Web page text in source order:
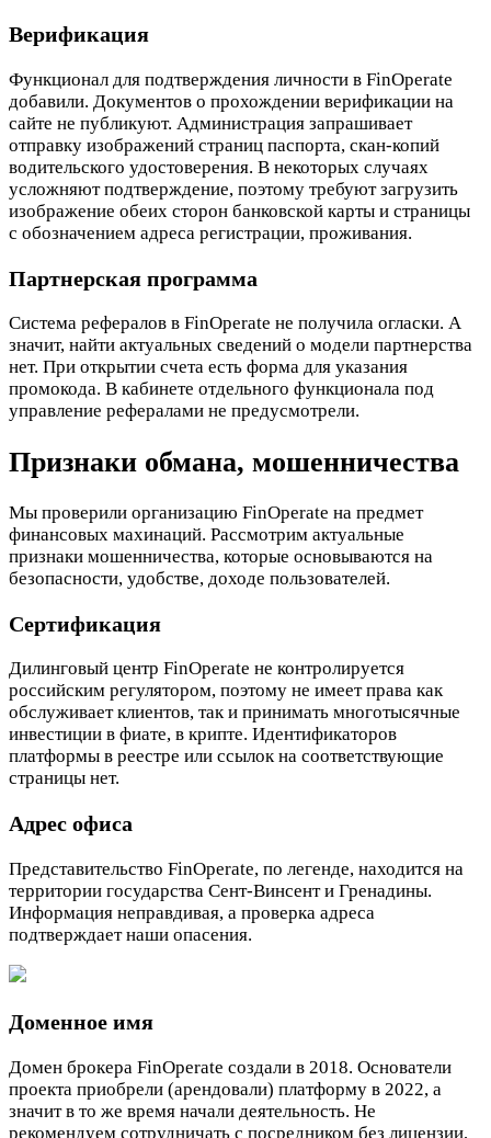
Верификация
Функционал для подтверждения личности в FinOperate
добавили. Документов о прохождении верификации на
сайте не публикуют. Администрация запрашивает
отправку изображений страниц паспорта, скан-копий
водительского удостоверения. В некоторых случаях
усложняют подтверждение, поэтому требуют загрузить
изображение обеих сторон банковской карты и страницы
с обозначением адреса регистрации, проживания.
Партнерская программа
Система рефералов в FinOperate не получила огласки. А
значит, найти актуальных сведений о модели партнерства
нет. При открытии счета есть форма для указания
промокода. В кабинете отдельного функционала под
управление рефералами не предусмотрели.
Признаки обмана, мошенничества
Мы проверили организацию FinOperate на предмет
финансовых махинаций. Рассмотрим актуальные
признаки мошенничества, которые основываются на
безопасности, удобстве, доходе пользователей.
Сертификация
Дилинговый центр FinOperate не контролируется
российским регулятором, поэтому не имеет права как
обслуживает клиентов, так и принимать многотысячные
инвестиции в фиате, в крипте. Идентификаторов
платформы в реестре или ссылок на соответствующие
страницы нет.
Адрес офиса
Представительство FinOperate, по легенде, находится на
территории государства Сент-Винсент и Гренадины.
Информация неправдивая, а проверка адреса
подтверждает наши опасения.
Доменное имя
Домен брокера FinOperate создали в 2018. Основатели
проекта приобрели (арендовали) платформу в 2022, а
значит в то же время начали деятельность. Не
рекомендуем сотрудничать с посредником без лицензии,